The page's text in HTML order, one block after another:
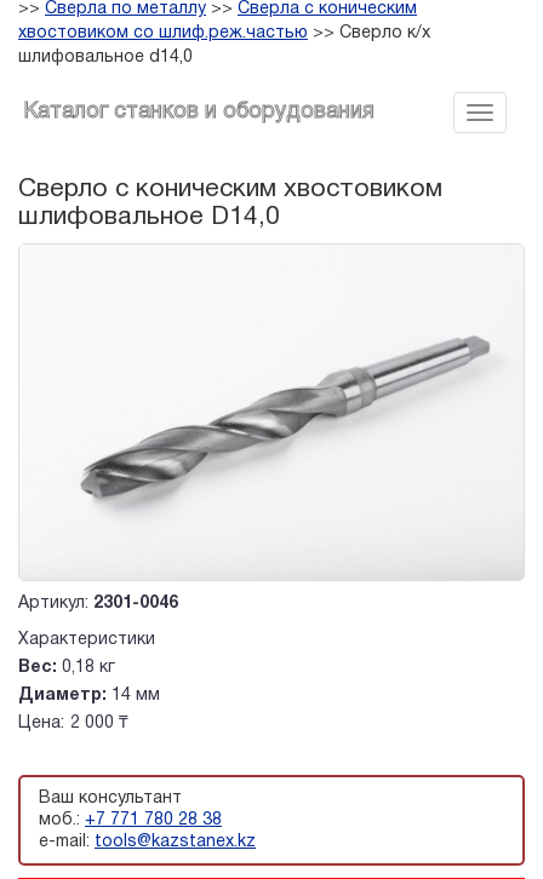
>> Сверла по металлу >> Сверла с коническим
хвостовиком со шлиф.реж.частью >> Сверло к/х
шлифовальное d14,0
Каталог станков и оборудования
Сверло с коническим хвостовиком
шлифовальное D14,0
Артикул: 2301-0046
Характеристики
Вес: 0,18 кг
Диаметр: 14 мм
Цена: 2 000 ₸
Ваш консультант
моб.: +7 771 780 28 38
e-mail: tools@kazstanex.kz